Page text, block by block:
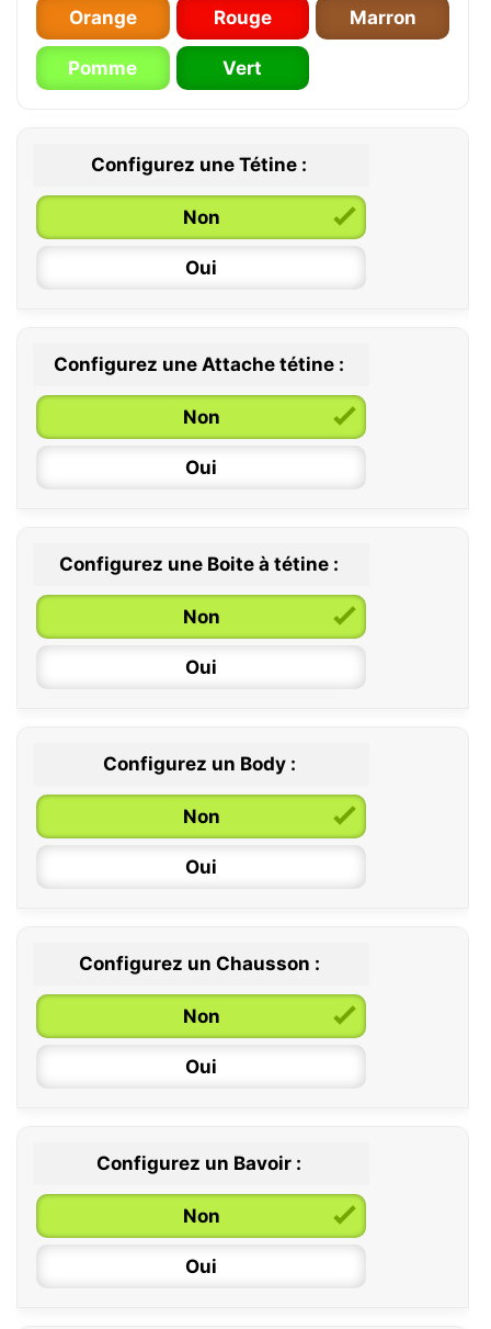
Orange Rouge Marron
Pomme Vert
Configurez une Tétine :
Non
Oui
0 / 6 mois
6 / 36 mois
Configurez une Attache tétine :
Non
Oui
Configurez une Boite à tétine :
Non
Oui
Configurez un Body :
Non
Oui
0 / 6 mois
6 / 12 mois
12 / 18 mois
Configurez un Chausson :
Non
Oui
Configurez un Bavoir :
Non
Oui